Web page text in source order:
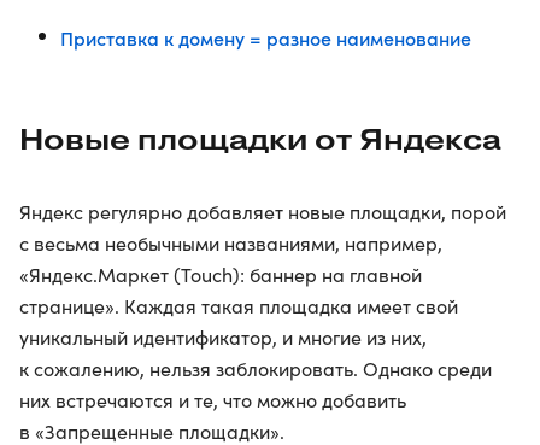
Приставка к домену = разное наименование
Новые площадки от Яндекса
Яндекс регулярно добавляет новые площадки, порой
с весьма необычными названиями, например,
«Яндекс.Маркет (Touch): баннер на главной
странице». Каждая такая площадка имеет свой
уникальный идентификатор, и многие из них,
к сожалению, нельзя заблокировать. Однако среди
них встречаются и те, что можно добавить
в «Запрещенные площадки».